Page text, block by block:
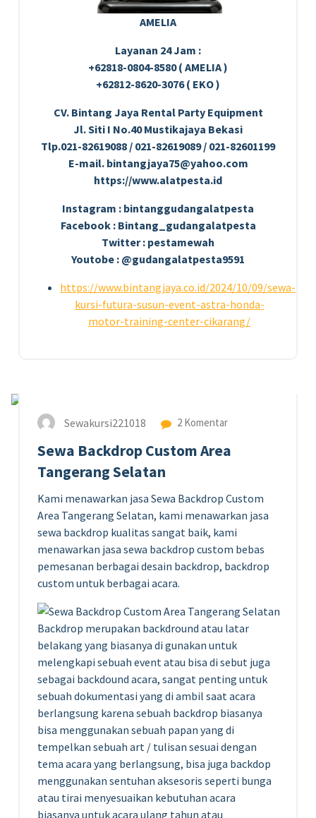
AMELIA
Layanan 24 Jam :
+62818-0804-8580 ( AMELIA )
+62812-8620-3076 ( EKO )
CV. Bintang Jaya Rental Party Equipment
Jl. Siti I No.40 Mustikajaya Bekasi
Tlp.021-82619088 / 021-82619089 / 021-82601199
E-mail. bintangjaya75@yahoo.com
https://www.alatpesta.id
Instagram : bintanggudangalatpesta
Facebook : Bintang_gudangalatpesta
Twitter : pestamewah
Youtobe : @gudangalatpesta9591
https://www.bintangjaya.co.id/2024/10/09/sewa-
kursi-futura-susun-event-astra-honda-
motor-training-center-cikarang/
Sewakursi221018 2 Komentar
Sewa Backdrop Custom Area
Tangerang Selatan
Kami menawarkan jasa Sewa Backdrop Custom
Area Tangerang Selatan, kami menawarkan jasa
sewa backdrop kualitas sangat baik, kami
menawarkan jasa sewa backdrop custom bebas
pemesanan berbagai desain backdrop, backdrop
custom untuk berbagai acara.
Backdrop merupakan backdround atau latar
belakang yang biasanya di gunakan untuk
melengkapi sebuah event atau bisa di sebut juga
sebagai backdound acara, sangat penting untuk
sebuah dokumentasi yang di ambil saat acara
berlangsung karena sebuah backdrop biasanya
bisa menggunakan sebuah papan yang di
tempelkan sebuah art / tulisan sesuai dengan
tema acara yang berlangsung, bisa juga backdop
menggunakan sentuhan aksesoris seperti bunga
atau tirai menyesuaikan kebutuhan acara
biasanya untuk acara ulang tahun atau